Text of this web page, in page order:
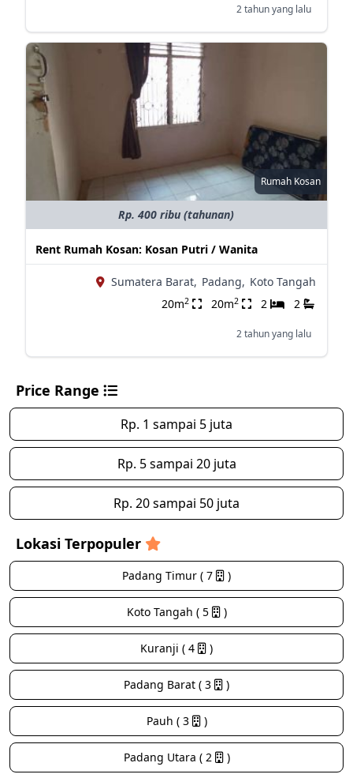
2 tahun yang lalu
Rumah Kosan
Rp. 400 ribu (tahunan)
Rent Rumah Kosan: Kosan Putri / Wanita
Sumatera Barat, Padang, Koto Tangah
20m2 20m2 2 2
2 tahun yang lalu
Price Range
Rp. 1 sampai 5 juta
Rp. 5 sampai 20 juta
Rp. 20 sampai 50 juta
Lokasi Terpopuler
Padang Timur ( 7 )
Koto Tangah ( 5 )
Kuranji ( 4 )
Padang Barat ( 3 )
Pauh ( 3 )
Padang Utara ( 2 )